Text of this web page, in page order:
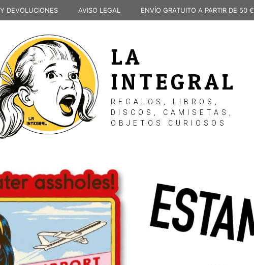
DEVOLUCIONES AVISO LEGAL ENVÍO GRATUITO A PARTIR DE 50 €
LA
INTEGRAL
REGALOS, LIBROS,
DISCOS, CAMISETAS,
OBJETOS CURIOSOS